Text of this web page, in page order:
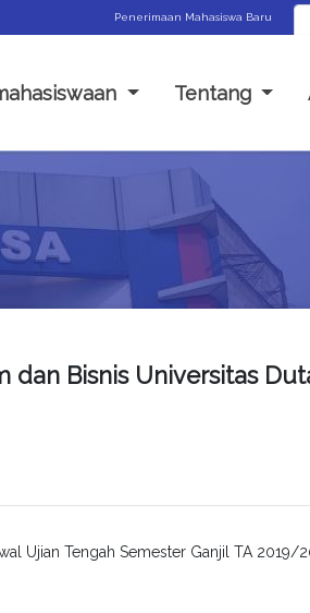
Penerimaan Mahasiswa Baru
Tentang
dan Bisnis Universitas
Ujian Tengah Semester Ganjil TA 2019/